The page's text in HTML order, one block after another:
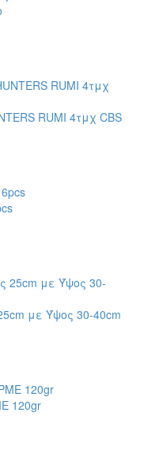
RUMI 4τμχ CBS
με Ύψος 30-40cm
120gr